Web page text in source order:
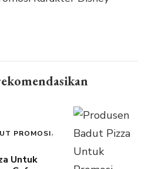
PROMOSI
Untuk